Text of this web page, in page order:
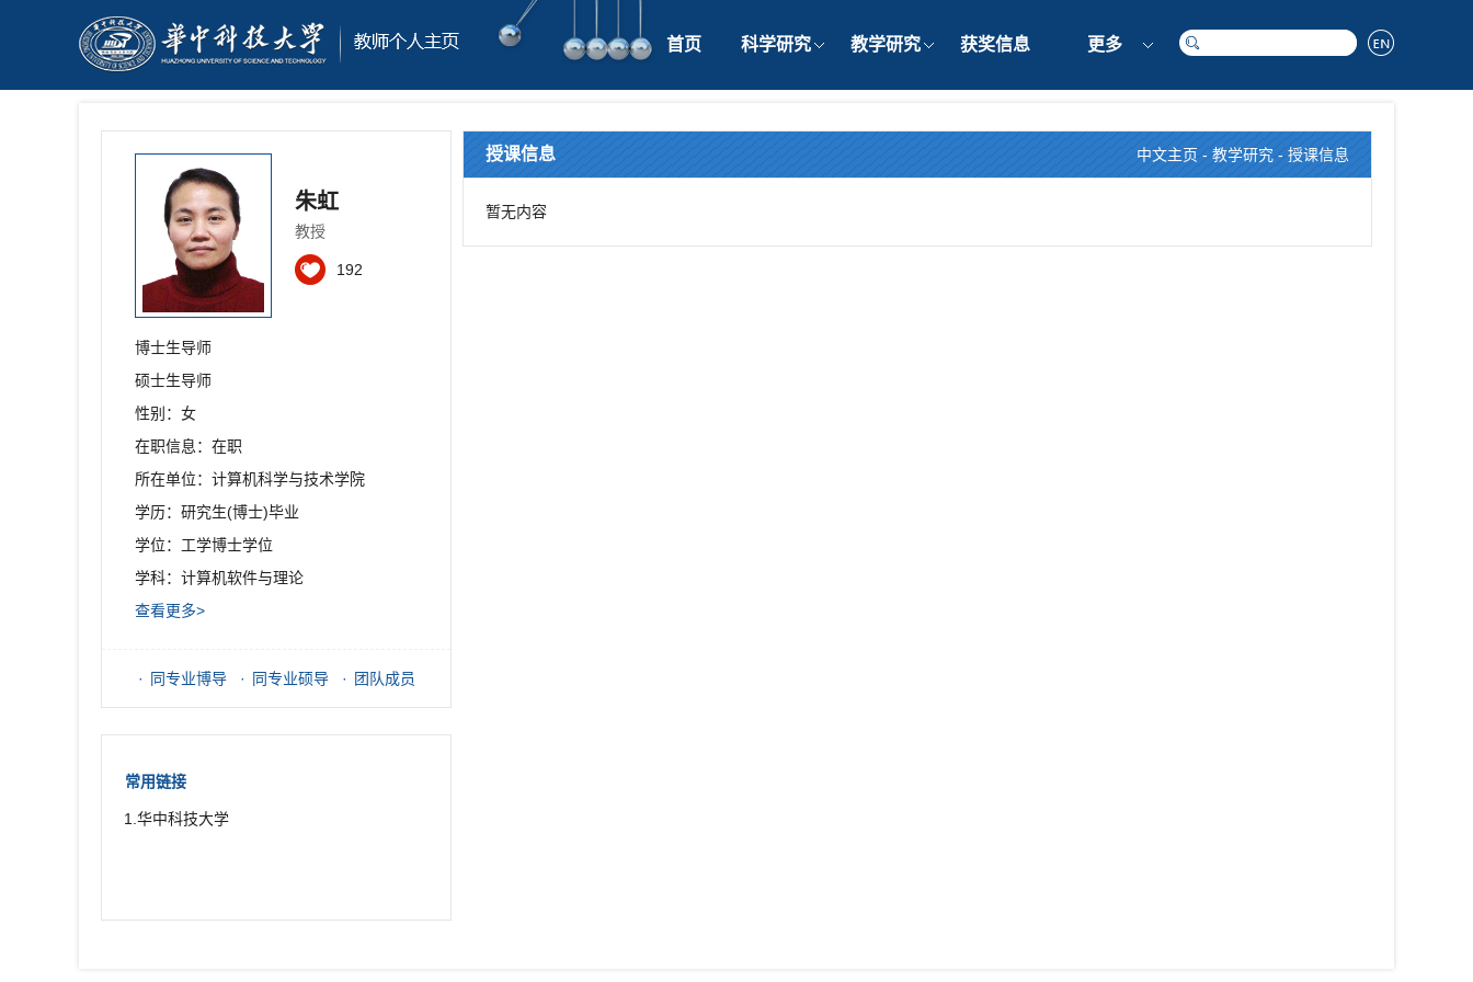
首页 科学研究 教学研究 获奖信息 更多
朱虹
教授
192
博士生导师
硕士生导师
性别：女
在职信息：在职
所在单位：计算机科学与技术学院
学历：研究生(博士)毕业
学位：工学博士学位
学科：计算机软件与理论
查看更多>
同专业博导 同专业硕导 团队成员
常用链接
1.华中科技大学
授课信息 中文主页 - 教学研究 - 授课信息
暂无内容